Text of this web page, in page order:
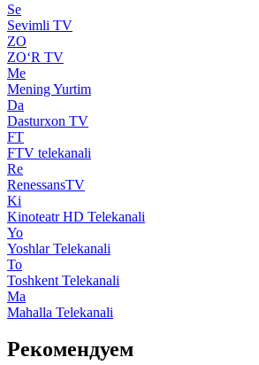
Se
Sevimli TV
ZO
ZO‘R TV
Me
Mening Yurtim
Da
Dasturxon TV
FT
FTV telekanali
Re
RenessansTV
Ki
Kinoteatr HD Telekanali
Yo
Yoshlar Telekanali
To
Toshkent Telekanali
Ma
Mahalla Telekanali
Рекомендуем